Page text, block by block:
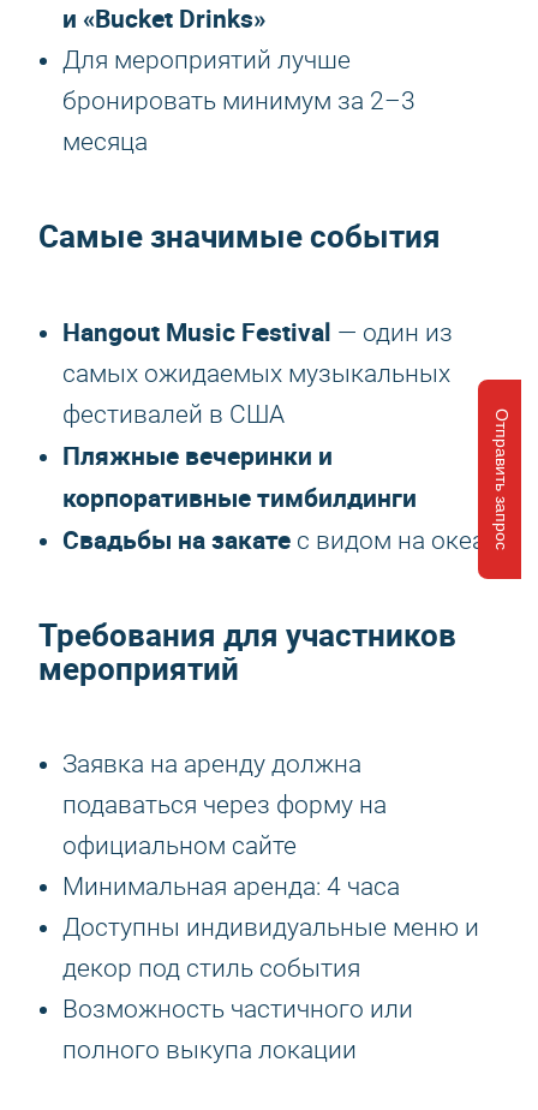
Отправить запрос
и «Bucket Drinks»
Для мероприятий лучше
бронировать минимум за 2–3
месяца
Самые значимые события
Hangout Music Festival — один из
самых ожидаемых музыкальных
фестивалей в США
Пляжные вечеринки и
корпоративные тимбилдинги
Свадьбы на закате с видом на океан
Требования для участников
мероприятий
Заявка на аренду должна
подаваться через форму на
официальном сайте
Минимальная аренда: 4 часа
Доступны индивидуальные меню и
декор под стиль события
Возможность частичного или
полного выкупа локации